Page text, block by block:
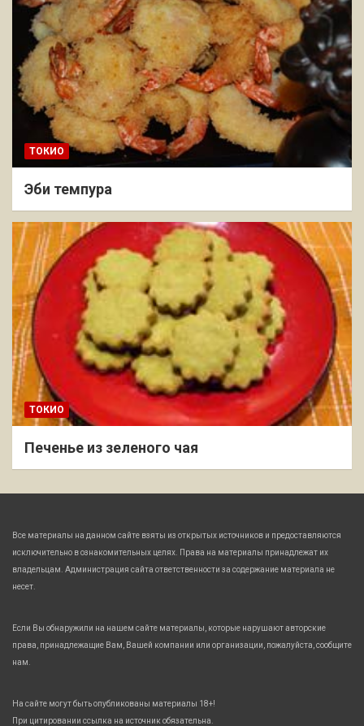
ТОКИО
Эби темпура
ТОКИО
Печенье из зеленого чая
Все материалы на данном сайте взяты из открытых источников и предоставляются
исключительно в ознакомительных целях. Права на материалы принадлежат их
владельцам. Администрация сайта ответственности за содержание материала не
несет.
Если Вы обнаружили на нашем сайте материалы, которые нарушают авторские
права, принадлежащие Вам, Вашей компании или организации, пожалуйста, сообщите
нам.
На сайте могут быть опубликованы материалы 18+!
При цитировании ссылка на источник обязательна.